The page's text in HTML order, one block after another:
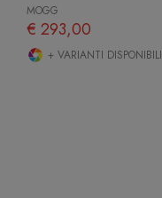
MOGG
€ 293,00
+ VARIANTI DISPONIBILI